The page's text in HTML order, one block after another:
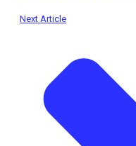
Next Article